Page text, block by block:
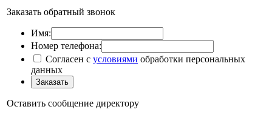
Заказать обратный звонок
Имя:
Номер телефона:
Согласен с условиями обработки персональных
данных
Оставить сообщение директору